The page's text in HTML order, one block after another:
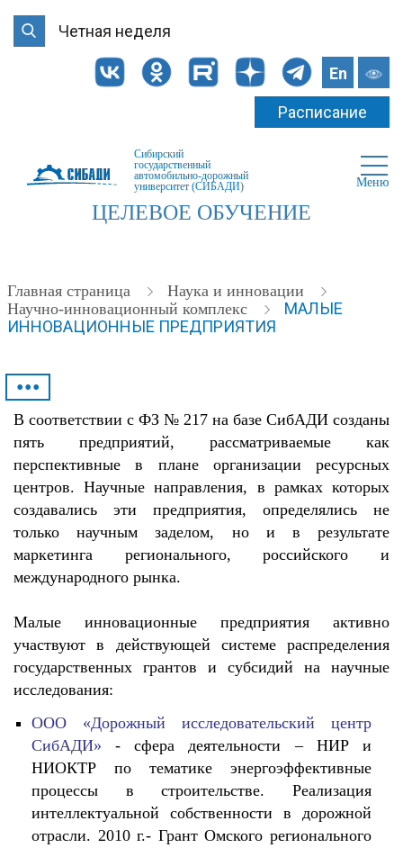
Четная неделя
En
Расписание
Сибирский
государственный
автомобильно-дорожный
университет (СИБАДИ)
Меню
ЦЕЛЕВОЕ ОБУЧЕНИЕ
Главная страница
Наука и инновации
Научно-инновационный комплекс
МАЛЫЕ
ИННОВАЦИОННЫЕ ПРЕДПРИЯТИЯ
•••
В соответствии с ФЗ № 217 на базе СибАДИ созданы
пять предприятий, рассматриваемые как
перспективные в плане организации ресурсных
центров. Научные направления, в рамках которых
создавались эти предприятия, определялись не
только научным заделом, но и в результате
маркетинга регионального, российского и
международного рынка.
Малые инновационные предприятия активно
участвуют в действующей системе распределения
государственных грантов и субсидий на научные
исследования:
ООО «Дорожный исследовательский центр
СибАДИ» - сфера деятельности – НИР и
НИОКТР по тематике энергоэффективные
процессы в строительстве. Реализация
интеллектуальной собственности в дорожной
отрасли. 2010 г.- Грант Омского регионального